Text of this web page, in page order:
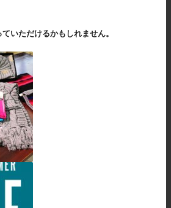
いただけるかもしれません。